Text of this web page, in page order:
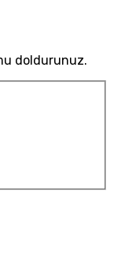
doldurunuz.